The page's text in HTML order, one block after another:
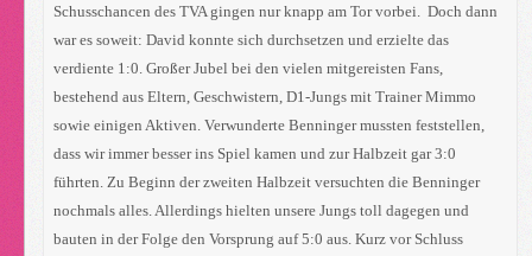
Schusschancen des TVA gingen nur knapp am Tor vorbei. Doch dann
war es soweit: David konnte sich durchsetzen und erzielte das
verdiente 1:0. Großer Jubel bei den vielen mitgereisten Fans,
bestehend aus Eltern, Geschwistern, D1-Jungs mit Trainer Mimmo
sowie einigen Aktiven. Verwunderte Benninger mussten feststellen,
dass wir immer besser ins Spiel kamen und zur Halbzeit gar 3:0
führten. Zu Beginn der zweiten Halbzeit versuchten die Benninger
nochmals alles. Allerdings hielten unsere Jungs toll dagegen und
bauten in der Folge den Vorsprung auf 5:0 aus. Kurz vor Schluss